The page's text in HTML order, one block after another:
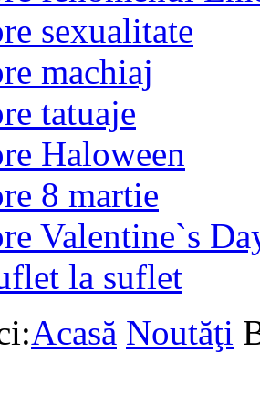
sexualitate
machiaj
tatuaje
Haloween
8 martie
Valentine`s
la suflet
Acasă Noutăţi